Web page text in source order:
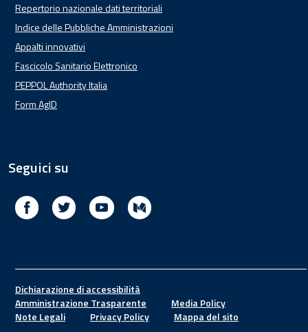
Repertorio nazionale dati territoriali
Indice delle Pubbliche Amministrazioni
Appalti innovativi
Fascicolo Sanitario Elettronico
PEPPOL Authority Italia
Form AgID
Seguici su
Facebook Twitter Youtube
Footer
Dichiarazione di accessibilità
Amministrazione Trasparente
Media Policy
Note Legali
Privacy Policy Mappa del sito